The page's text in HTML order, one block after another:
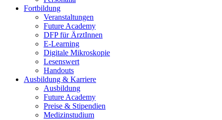
Fortbildung
Veranstaltungen
Future Academy
DFP für ÄrztInnen
E-Learning
Digitale Mikroskopie
Lesenswert
Handouts
Ausbildung & Karriere
Ausbildung
Future Academy
Preise & Stipendien
Medizinstudium